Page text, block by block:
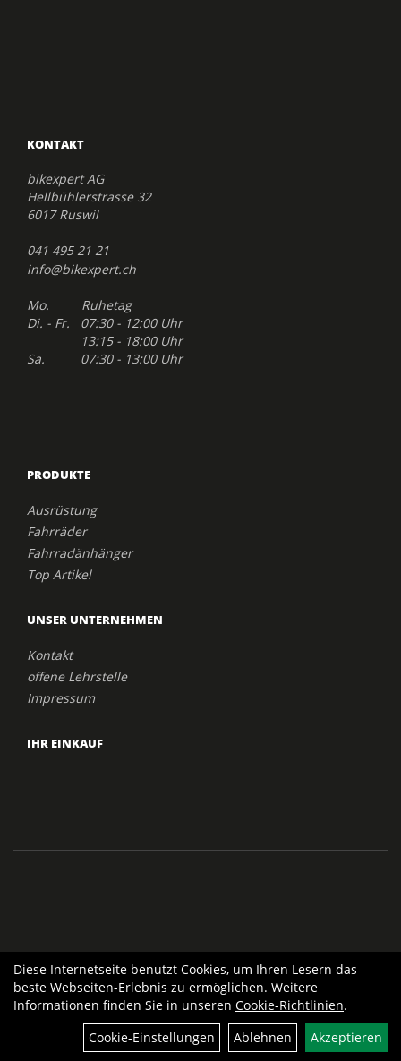
KONTAKT
bikexpert AG
Hellbühlerstrasse 32
6017 Ruswil
041 495 21 21
info@bikexpert.ch
Mo. Ruhetag
Di. - Fr. 07:30 - 12:00 Uhr
13:15 - 18:00 Uhr
Sa. 07:30 - 13:00 Uhr
PRODUKTE
Ausrüstung
Fahrräder
Fahrradänhänger
Top Artikel
UNSER UNTERNEHMEN
Kontakt
offene Lehrstelle
Impressum
IHR EINKAUF
Diese Internetseite benutzt Cookies, um Ihren Lesern das
beste Webseiten-Erlebnis zu ermöglichen. Weitere
Informationen finden Sie in unseren Cookie-Richtlinien.
Cookie-Einstellungen
Ablehnen Akzeptieren